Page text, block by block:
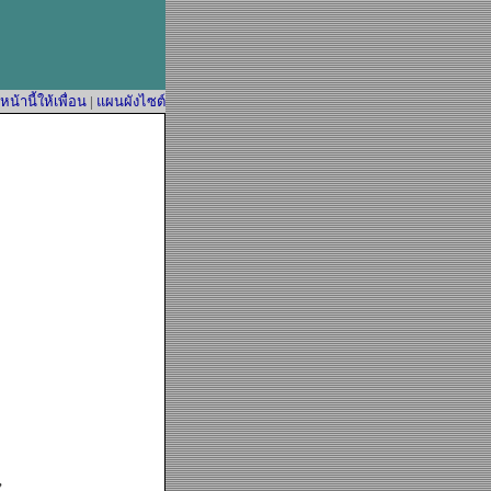
น้านี้ให้เพื่อน | แผนผังไซต์